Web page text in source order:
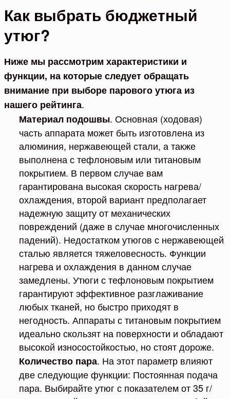
Как выбрать бюджетный
утюг?
Ниже мы рассмотрим характеристики и
функции, на которые следует обращать
внимание при выборе парового утюга из
нашего рейтинга.
Материал подошвы. Основная (ходовая)
часть аппарата может быть изготовлена из
алюминия, нержавеющей стали, а также
выполнена с тефлоновым или титановым
покрытием. В первом случае вам
гарантирована высокая скорость нагрева/
охлаждения, второй вариант предполагает
надежную защиту от механических
повреждений (даже в случае многочисленных
падений). Недостатком утюгов с нержавеющей
сталью является тяжеловесность. Функции
нагрева и охлаждения в данном случае
замедлены. Утюги с тефлоновым покрытием
гарантируют эффективное разглаживание
любых тканей, но быстро приходят в
негодность. Аппараты с титановым покрытием
идеально скользят на поверхности и обладают
высокой износостойкостью, но стоят дороже.
Количество пара. На этот параметр влияют
две следующие функции: Постоянная подача
пара. Выбирайте утюг с показателем от 35 г/